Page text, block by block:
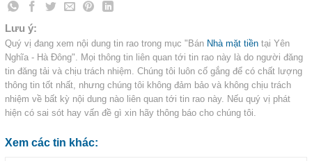
Lưu ý:
Quý vị đang xem nội dung tin rao trong mục "Bán Nhà mặt tiền tại Yên
Nghĩa - Hà Đông". Mọi thông tin liên quan tới tin rao này là do người đăng
tin đăng tải và chịu trách nhiệm. Chúng tôi luôn cố gắng để có chất lượng
thông tin tốt nhất, nhưng chúng tôi không đảm bảo và không chịu trách
nhiệm về bất kỳ nội dung nào liên quan tới tin rao này. Nếu quý vị phát
hiện có sai sót hay vấn đề gì xin hãy thông báo cho chúng tôi.
Xem các tin khác: